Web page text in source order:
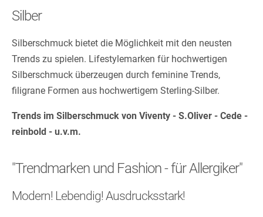
Silber
Silberschmuck bietet die Möglichkeit mit den neusten
Trends zu spielen. Lifestylemarken für hochwertigen
Silberschmuck überzeugen durch feminine Trends,
filigrane Formen aus hochwertigem Sterling-Silber.
Trends im Silberschmuck von Viventy - S.Oliver - Cede -
reinbold - u.v.m.
"Trendmarken und Fashion - für Allergiker"
Modern! Lebendig! Ausdrucksstark!